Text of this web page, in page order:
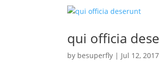
qui officia
by besuperfly | Jul 12, 2017